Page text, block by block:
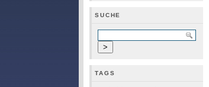
SUCHE
TAGS